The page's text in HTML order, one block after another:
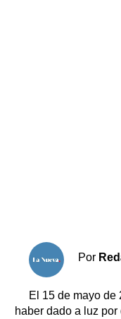
Por
El 15 de mayo de
haber dado a luz